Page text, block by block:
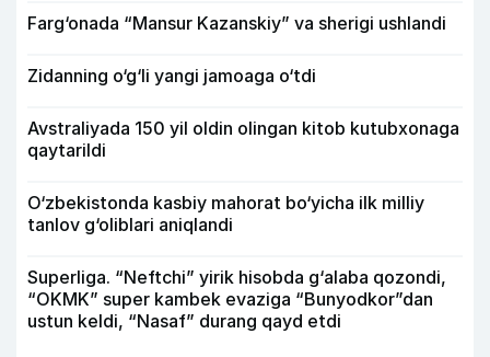
Farg‘onada “Mansur Kazanskiy” va sherigi ushlandi
Zidanning o‘g‘li yangi jamoaga o‘tdi
Avstraliyada 150 yil oldin olingan kitob kutubxonaga
qaytarildi
O‘zbekistonda kasbiy mahorat bo‘yicha ilk milliy
tanlov g‘oliblari aniqlandi
Superliga. “Neftchi” yirik hisobda g‘alaba qozondi,
“OKMK” super kambek evaziga “Bunyodkor”dan
ustun keldi, “Nasaf” durang qayd etdi